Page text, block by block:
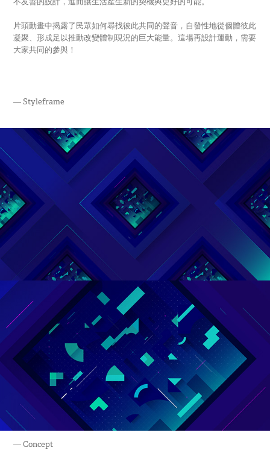
片頭動畫中揭露了民眾如何尋找彼此共同的聲音，自發性地從個體彼此
凝聚、形成足以推動改變體制現況的巨大能量。這場再設計運動，需要
大家共同的參與！
— Styleframe
— Concept